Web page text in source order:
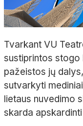
Tvarkant VU
sustiprintos
pažeistos jų
sutvarkyti
lietaus nuvedimo
skarda